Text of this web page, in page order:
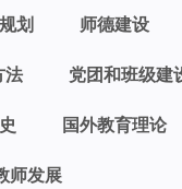
划 师德建设
法 党团和班级建
国外教育理论
师发展